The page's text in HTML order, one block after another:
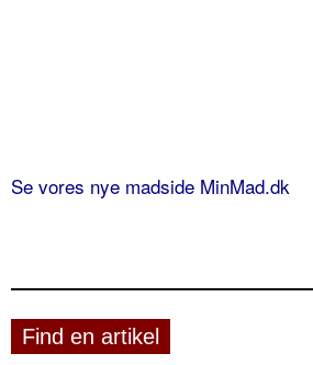
Se vores nye madside MinMad.dk
Find en artikel